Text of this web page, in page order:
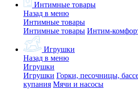
Интимные товары
Назад в меню
Интимные товары
Интимные товары Интим-
Игрушки
Назад в меню
Игрушки
Игрушки Горки, песочницы,
купания Мячи и насосы